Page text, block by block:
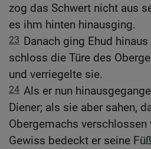
zog das Schwert nicht aus
es ihm hinten hinausging.
23 Danach ging Ehud
schloss die Türe des
und verriegelte sie.
24 Als er nun
Diener; als sie aber sahen,
Obergemachs verschlossen
Gewiss bedeckt er seine